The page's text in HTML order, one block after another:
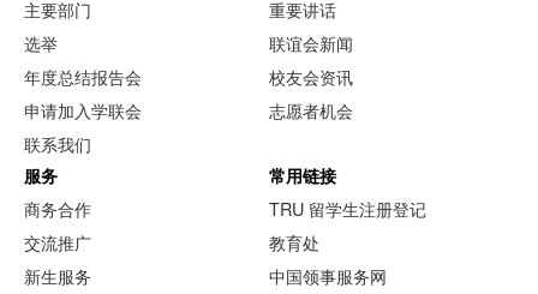
主要部门
选举
年度总结报告会
申请加入学联会
联系我们
重要讲话
联谊会新闻
校友会资讯
志愿者机会
服务
商务合作
交流推广
新生服务
常用链接
TRU 留学生注册登记
教育处
中国领事服务网